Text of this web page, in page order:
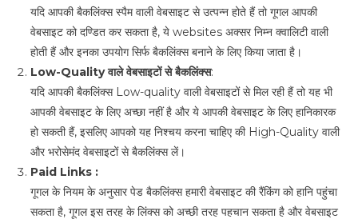
यदि आपकी बैकलिंक्स स्पैम वाली वेबसाइट से उत्पन्न होते हैं तो गूगल आपकी
वेबसाइट को दण्डित कर सकता है, ये websites अक्सर निम्न क्वालिटी वाली
होती हैं और इनका उपयोग सिर्फ बैकलिंक्स बनाने के लिए किया जाता है।
Low-Quality वाले वेबसाइटों से बैकलिंक्स:
यदि आपकी बैकलिंक्स Low-quality वाली वेबसाइटों से मिल रही हैं तो यह भी
आपकी वेबसाइट के लिए अच्छा नहीं है और ये आपकी वेबसाइट के लिए हानिकारक
हो सकती हैं, इसलिए आपको यह निश्चय करना चाहिए की High-Quality वाली
और भरोसेमंद वेबसाइटों से बैकलिंक्स लें।
Paid Links :
गूगल के नियम के अनुसार पेड बैकलिंक्स हमारी वेबसाइट की रैंकिंग को हानि पहुंचा
सकता है, गूगल इस तरह के लिंक्स को अच्छी तरह पहचान सकता है और वेबसाइट